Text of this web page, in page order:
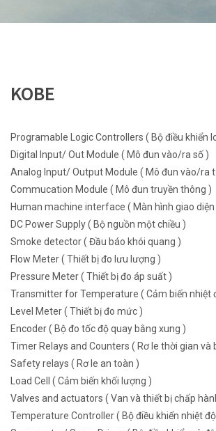
KOBE
Programable Logic Controllers ( Bộ điều khiển
Digital Input/ Out Module ( Mô đun vào/ra số )
Analog Input/ Output Module ( Mô đun vào/ra
Commucation Module ( Mô đun truyền thông )
Human machine interface ( Màn hình giao diện
DC Power Supply ( Bộ nguồn một chiều )
Smoke detector ( Đầu báo khói quang )
Flow Meter ( Thiết bị đo lưu lượng )
Pressure Meter ( Thiết bị đo áp suất )
Transmitter for Temperature ( Cảm biến nhiệt
Level Meter ( Thiết bị đo mức )
Encoder ( Bộ đo tốc độ quay bằng xung )
Timer Relays and Counters ( Rơ le thời gian và
Safety relays ( Rơ le an toàn )
Load Cell ( Cảm biến khối lượng )
Valves and actuators ( Van và thiết bị chấp
Temperature Controller ( Bộ điều khiển nhiệt